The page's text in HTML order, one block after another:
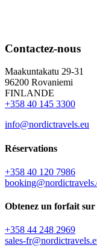
Contactez-nous
Maakuntakatu 29-31
96200 Rovaniemi
FINLANDE
+358 40 145 3300
info@nordictravels.eu
Réservations
+358 40 120 7986
Obtenez un forfait sur
+358 44 248 2969
sales-